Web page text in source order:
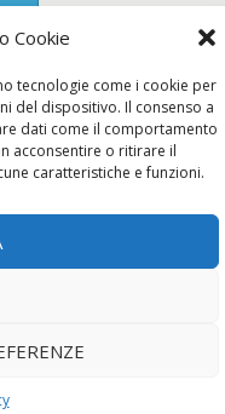
Cookie
tecnologie come i cookie per
del dispositivo. Il consenso a
dati come il comportamento
acconsentire o ritirare il
caratteristiche e funzioni.
Policy